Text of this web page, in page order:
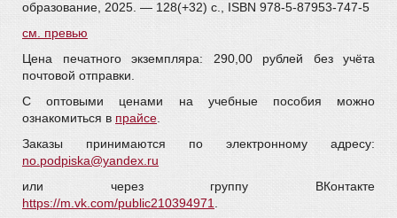
образование, 2025. — 128(+32) с., ISBN 978-5-87953-747-5
см. превью
Цена печатного экземпляра: 290,00 рублей без учёта
почтовой отправки.
С оптовыми ценами на учебные пособия можно
ознакомиться в прайсе
Заказы принимаются по электронному адресу:
no.podpiska@yandex.ru
или через группу ВКонтакте
https://m.vk.com/public210394971